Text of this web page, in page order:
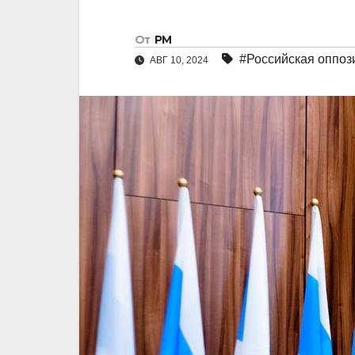
От РМ
АВГ 10, 2024 #Российская